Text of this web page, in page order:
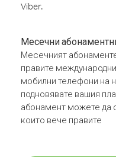
Viber.
Месечни
Месечният
правите
мобилни телефони на
подновявате вашия
абонамент можете да
които вече правите